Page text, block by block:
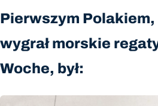
Pierwszym
wygrał morskie
Woche, był: